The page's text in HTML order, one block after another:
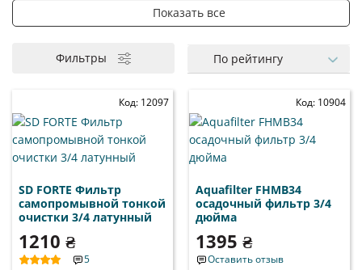
½ дюйма ¾ дюйма 1 дюйм 1 ¼ дюйма
Для холодной воды Для горячей воды С редуктором
Показать все
Фильтры По рейтингу
Код: 12097
SD FORTE Фильтр
самопромывной тонкой
очистки 3/4 латунный
1210 ₴
5
Код: 10904
Aquafilter FHMB34
осадочный фильтр 3/4
дюйма
1395 ₴
Оставить отзыв